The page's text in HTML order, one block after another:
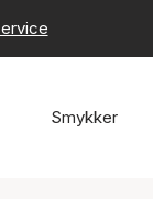
Smykker